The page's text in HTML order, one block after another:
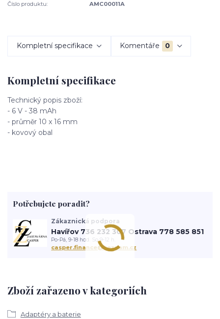
Číslo produktu: AMC00011A
Kompletní specifikace Komentáře 0
Kompletní specifikace
Technický popis zboží:
- 6 V - 38 mAh
- průměr 10 x 16 mm
- kovový obal
Zboží zařazeno v kategoriích
Adaptéry a baterie
Potřebujete poradit?
Zákaznická podpora
Havířov 736 232 307 Ostrava 778 585 851
Po-Pá, 9-18 hod. So 9-12 h.
casper.finance@seznam.cz